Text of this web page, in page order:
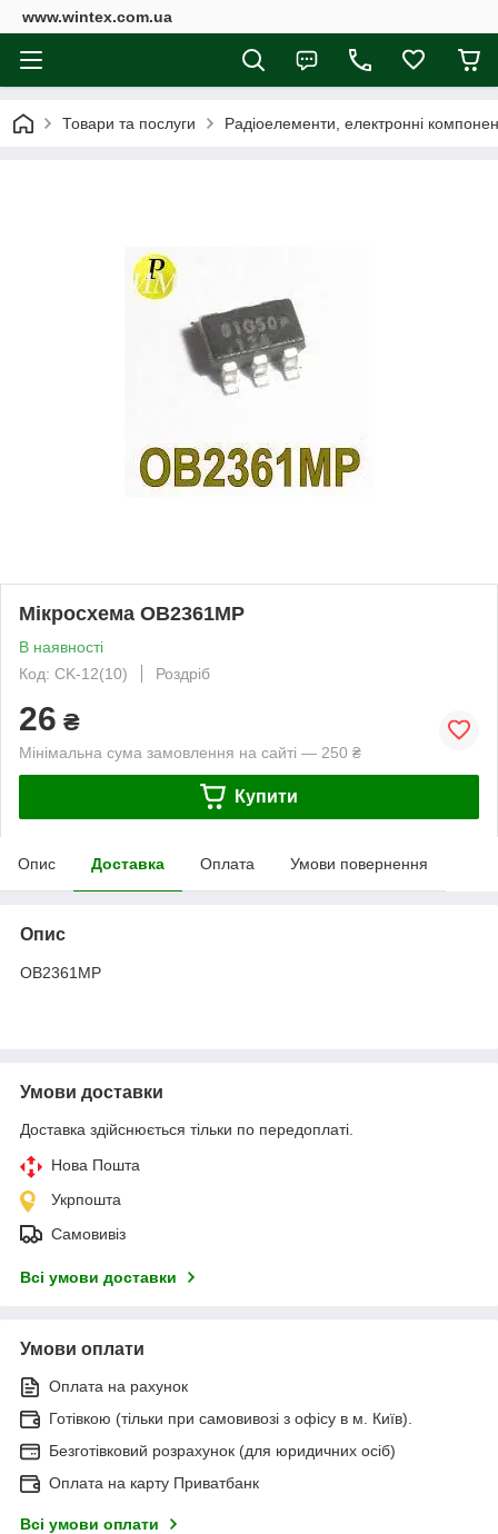
www.wintex.com.ua
Товари та послуги Радіоелементи, електронні
Мікросхема OB2361MP
В наявності
Код: CK-12(10)
Роздріб
26 ₴
Мінімальна сума замовлення на сайті — 250 ₴
Купити
Опис Доставка Оплата Умови повернення
Опис
OB2361MP
Умови доставки
Доставка здійснюється тільки по передоплаті.
Нова Пошта
Укрпошта
Самовивіз
Всі умови доставки
Умови оплати
Оплата на рахунок
Готівкою (тільки при самовивозі з офісу в м. Київ).
Безготівковий розрахунок (для юридичних осіб)
Оплата на карту Приватбанк
Всі умови оплати